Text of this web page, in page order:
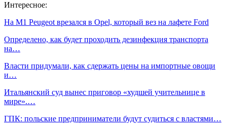
Интересное:
На М1 Peugeot врезался в Opel, который вез на лафете Ford
Определено, как будет проходить дезинфекция транспорта
на…
Власти придумали, как сдержать цены на импортные овощи
и…
Итальянский суд вынес приговор «худшей учительнице в
мире».…
ГПК: польские предприниматели будут судиться с властями…